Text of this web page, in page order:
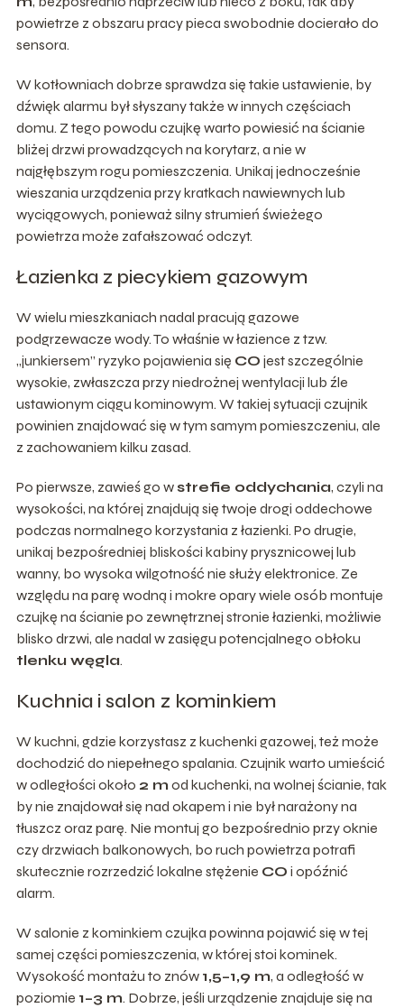
powietrze z obszaru pracy pieca swobodnie docierało do
sensora.
W kotłowniach dobrze sprawdza się takie ustawienie, by
dźwięk alarmu był słyszany także w innych częściach
domu. Z tego powodu czujkę warto powiesić na ścianie
bliżej drzwi prowadzących na korytarz, a nie w
najgłębszym rogu pomieszczenia. Unikaj jednocześnie
wieszania urządzenia przy kratkach nawiewnych lub
wyciągowych, ponieważ silny strumień świeżego
powietrza może zafałszować odczyt.
Łazienka z piecykiem gazowym
W wielu mieszkaniach nadal pracują gazowe
podgrzewacze wody. To właśnie w łazience z tzw.
„junkiersem” ryzyko pojawienia się CO jest szczególnie
wysokie, zwłaszcza przy niedrożnej wentylacji lub źle
ustawionym ciągu kominowym. W takiej sytuacji czujnik
powinien znajdować się w tym samym pomieszczeniu, ale
z zachowaniem kilku zasad.
Po pierwsze, zawieś go wstrefie oddychania, czyli na
wysokości, na której znajdują się twoje drogi oddechowe
podczas normalnego korzystania z łazienki. Po drugie,
unikaj bezpośredniej bliskości kabiny prysznicowej lub
wanny, bo wysoka wilgotność nie służy elektronice. Ze
względu na parę wodną i mokre opary wiele osób montuje
czujkę na ścianie po zewnętrznej stronie łazienki, możliwie
blisko drzwi, ale nadal w zasięgu potencjalnego obłoku
tlenku węgla.
Kuchnia i salon z kominkiem
W kuchni, gdzie korzystasz z kuchenki gazowej, też może
dochodzić do niepełnego spalania. Czujnik warto umieścić
w odległości około 2 m od kuchenki, na wolnej ścianie, tak
by nie znajdował się nad okapem i nie był narażony na
tłuszcz oraz parę. Nie montuj go bezpośrednio przy oknie
czy drzwiach balkonowych, bo ruch powietrza potrafi
skutecznie rozrzedzić lokalne stężenie CO i opóźnić
alarm.
W salonie z kominkiem czujka powinna pojawić się w tej
samej części pomieszczenia, w której stoi kominek.
Wysokość montażu to znów 1,5–1,9 m, a odległość w
poziomie 1–3 m. Dobrze, jeśli urządzenie znajduje się na